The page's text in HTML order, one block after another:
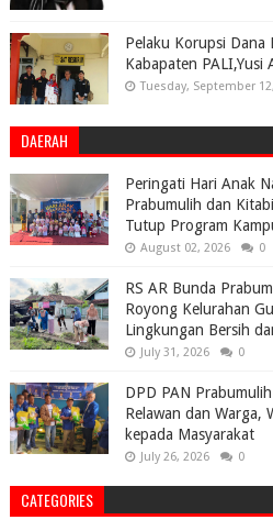
Pelaku Korupsi Dana
Kabapaten PALI,Yusi
Tuesday, September
DAERAH
Peringati Hari Anak
Prabumulih dan
Tutup Program
August 02, 2026 0
RS AR Bunda
Royong Kelurahan
Lingkungan Bersih
July 31, 2026 0
DPD PAN
Relawan dan Warga,
kepada Masyarakat
July 26, 2026 0
CATEGORIES